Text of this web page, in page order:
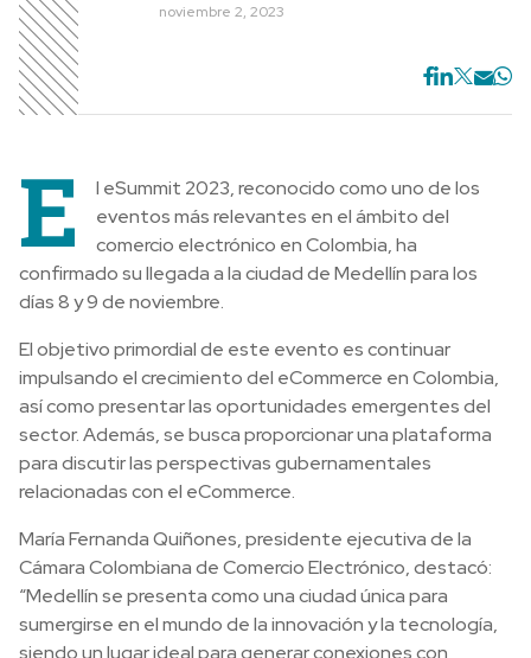
noviembre 2, 2023
E
l eSummit 2023, reconocido como uno de los
eventos más relevantes en el ámbito del
comercio electrónico en Colombia, ha
confirmado su llegada a la ciudad de Medellín para los
días 8 y 9 de noviembre.
El objetivo primordial de este evento es continuar
impulsando el crecimiento del eCommerce en Colombia,
así como presentar las oportunidades emergentes del
sector. Además, se busca proporcionar una plataforma
para discutir las perspectivas gubernamentales
relacionadas con el eCommerce.
María Fernanda Quiñones, presidente ejecutiva de la
Cámara Colombiana de Comercio Electrónico, destacó:
“Medellín se presenta como una ciudad única para
sumergirse en el mundo de la innovación y la tecnología,
siendo un lugar ideal para generar conexiones con